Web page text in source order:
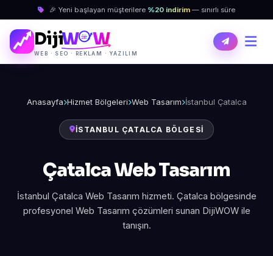
🎉 Yeni başlayan müşterilere %20 indirim — sınırlı süre
DijiW W
WEB · SEO · REKLAM · YAZILIM
Anasayfa Hizmet Bölgeleri Web Tasarım İstanbul Çatalca
İSTANBUL ÇATALCA BÖLGESI
Çatalca Web Tasarım
İstanbul Çatalca Web Tasarım hizmeti. Çatalca bölgesinde
profesyonel Web Tasarım çözümleri sunan DijiWOW ile
tanışın.